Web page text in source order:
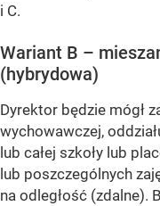
i C.
Wariant B –
(hybrydowa)
Dyrektor będzie mógł
wychowawczej,
lub całej szkoły lub
lub poszczególnych
na odległość (zdalne).